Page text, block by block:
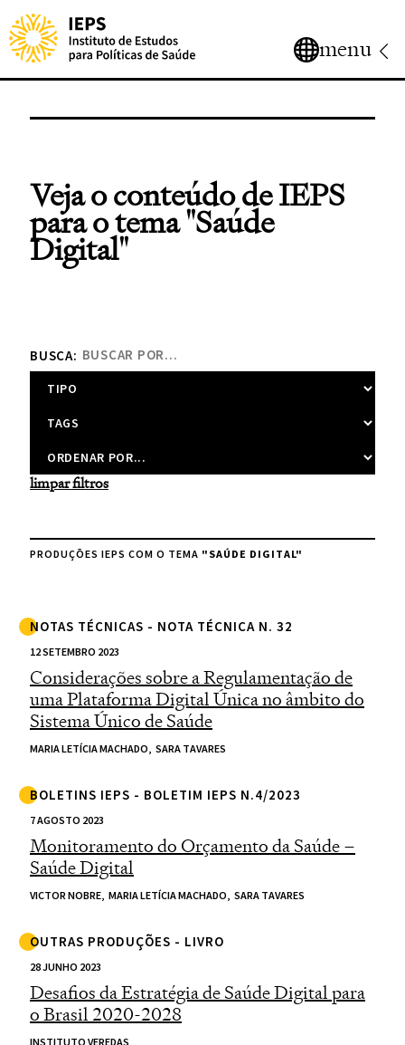
menu
Veja o conteúdo de IEPS
para o tema"Saúde
Digital"
BUSCA:
limpar filtros
PRODUÇÕES IEPS COM O TEMA "SAÚDE DIGITAL"
NOTAS TÉCNICAS - NOTA TÉCNICA N. 32
12 SETEMBRO 2023
Considerações sobre a Regulamentação de
uma Plataforma Digital Única no âmbito do
Sistema Único de Saúde
MARIA LETÍCIA MACHADO, SARA TAVARES
BOLETINS IEPS - BOLETIM IEPS N.4/2023
7 AGOSTO 2023
Monitoramento do Orçamento da Saúde –
Saúde Digital
VICTOR NOBRE, MARIA LETÍCIA MACHADO, SARA TAVARES
OUTRAS PRODUÇÕES - LIVRO
28 JUNHO 2023
Desafios da Estratégia de Saúde Digital para
o Brasil 2020-2028
INSTITUTO VEREDAS,